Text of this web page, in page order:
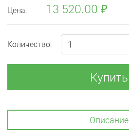
Цена: 13 520.00 ₽
Количество:
Купить
Описание